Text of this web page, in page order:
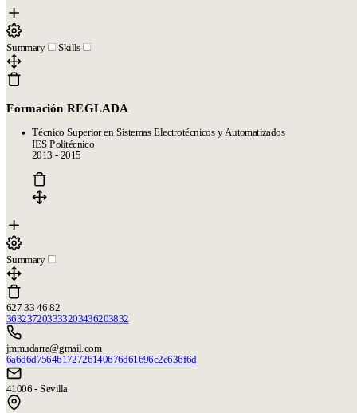
Summary Skills
Formación REGLADA
Técnico Superior en Sistemas Electrotécnicos y Automatizados
IES Politécnico
2013 - 2015
Summary
627 33 46 82
363237203333203436203832
jmmudarra@gmail.com
6a6d6d75646172726140676d61696c2e636f6d
41006 - Sevilla